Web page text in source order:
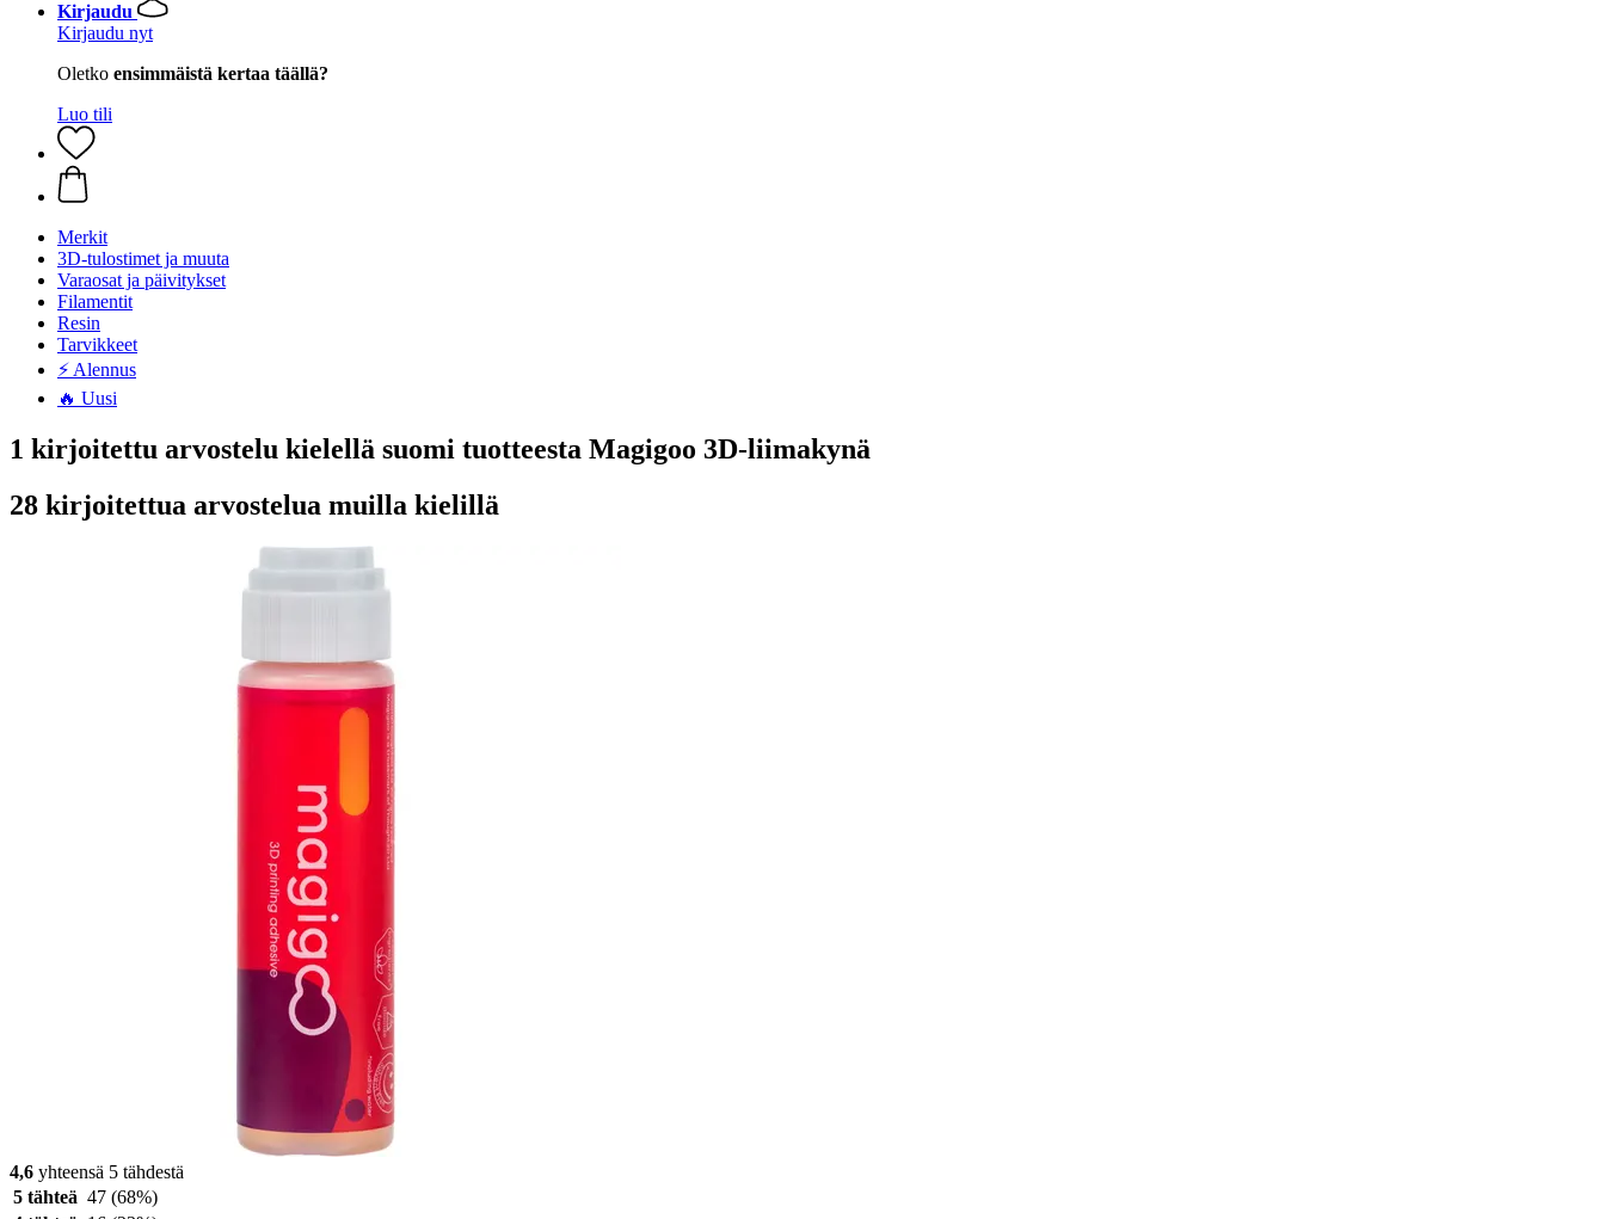
Kirjaudu
Kirjaudu nyt
Oletko ensimmäistä kertaa täällä?
Luo tili
Merkit
3D-tulostimet ja muuta
Varaosat ja päivitykset
Filamentit
Resin
Tarvikkeet
⚡ Alennus
🔥 Uusi
1 kirjoitettu arvostelu kielellä suomi tuotteesta Magigoo 3D-liimakynä
28 kirjoitettua arvostelua muilla kielillä
4,6 yhteensä 5 tähdestä
5 tähteä 47 (68%)